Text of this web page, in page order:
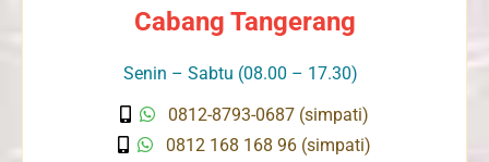
Cabang Tangerang
Senin – Sabtu (08.00 – 17.30)
0812-8793-0687 (simpati)
0812 168 168 96 (simpati)